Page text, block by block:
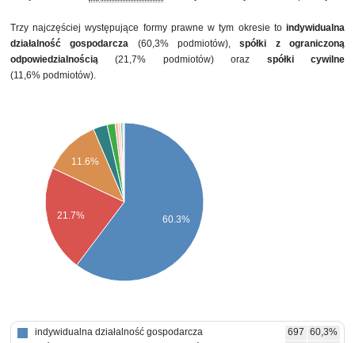
Trzy najczęściej występujące formy prawne w tym okresie to indywidualna
działalność gospodarcza (60,3% podmiotów),spółki z ograniczoną
odpowiedzialnością (21,7% podmiotów) oraz spółki cywilne
(11,6% podmiotów).
11.6%
21.7% 60.3%
indywidualna działalność gospodarcza 697 60,3%